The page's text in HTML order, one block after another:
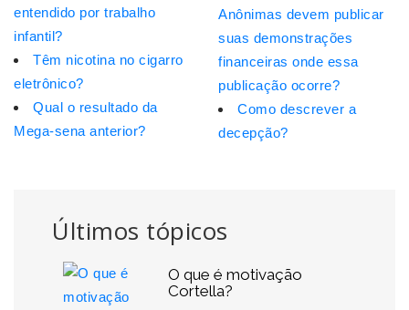
Últimos tópicos
O que é motivação
Cortella?
entendido por trabalho
infantil?
Têm nicotina no cigarro
eletrônico?
Qual o resultado da
Mega-sena anterior?
Anônimas devem publicar
suas demonstrações
financeiras onde essa
publicação ocorre?
Como descrever a
decepção?